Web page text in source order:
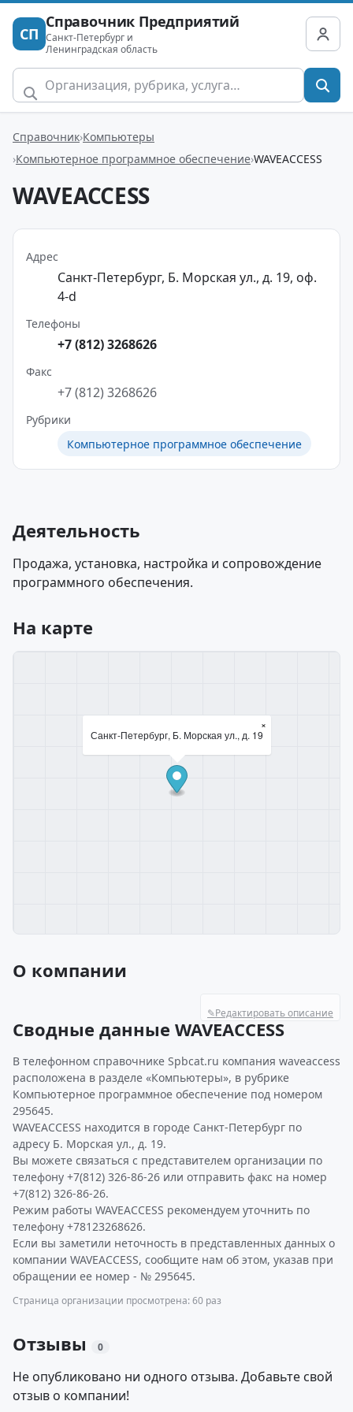
СП
Справочник Предприятий
Санкт-Петербург и
Ленинградская область
Справочник Компьютеры
Компьютерное программное обеспечение WAVEACCESS
WAVEACCESS
Адрес
Санкт-Петербург, Б. Морская ул., д. 19, оф.
4-d
Телефоны
+7 (812) 3268626
Факс
+7 (812) 3268626
Рубрики
Компьютерное программное обеспечение
Деятельность
Продажа, установка, настройка и сопровождение
программного обеспечения.
На карте
Санкт-Петербург, Б. Морская ул., д. 19
×
О компании
✎Редактировать описание
Сводные данные WAVEACCESS
В телефонном справочнике Spbcat.ru компания waveaccess
расположена в разделе «Компьютеры», в рубрике
Компьютерное программное обеспечение под номером
295645.
WAVEACCESS находится в городе Санкт-Петербург по
адресу Б. Морская ул., д. 19.
Вы можете связаться с представителем организации по
телефону +7(812) 326-86-26 или отправить факс на номер
+7(812) 326-86-26.
Режим работы WAVEACCESS рекомендуем уточнить по
телефону +78123268626.
Если вы заметили неточность в представленных данных о
компании WAVEACCESS, сообщите нам об этом, указав при
обращении ее номер - № 295645.
Страница организации просмотрена: 60 раз
Отзывы 0
Не опубликовано ни одного отзыва. Добавьте свой
отзыв о компании!